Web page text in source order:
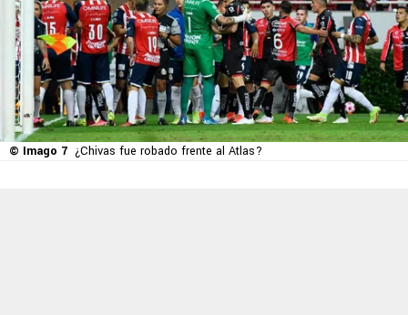
© Imago 7 ¿Chivas fue robado frente al Atlas?